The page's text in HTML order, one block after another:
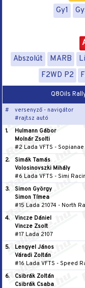
Gy1
Abszolút
MARB
F2WD P2
Q8Oils
#
versenyző - navigátor
#rajt.sz autó
1.
Hulmann Gábor
Molnár Zsolti
#2 Lada VFTS - Sopianae
2.
Simák Tamás
Volosinovszki Mihály
#6 Lada VFTS - Simi
3.
Simon György
Simon Tímea
#15 Lada 21074 - North
4.
Vincze Dániel
Vincze Zsolt
#17 Lada 2107
5.
Lengyel János
Váradi Zoltán
#16 Lada VFTS - Speed
6.
Csibrák Zoltán
Csibrák Csaba